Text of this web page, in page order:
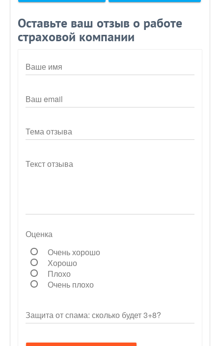
Оставьте ваш отзыв о работе
страховой компании
Ваше имя
Ваш email
Тема отзыва
Текст отзыва
Оценка
Очень хорошо
Хорошо
Плохо
Очень плохо
Защита от спама: сколько будет 3+8?